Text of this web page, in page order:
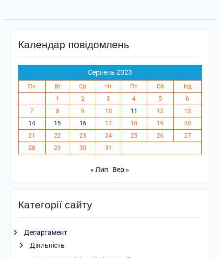
Календар повідомлень
Серпень 2023
Пн Вт Ср Чт Пт Сб
Нд
1
2 3 4 5
6
7
8 9 10 11 12
13
14
15 16 17 18 19
20
21
22 23 24 25 26
27
28
29 30 31
« Лип Вер »
Категорії сайту
Департамент
Діяльність